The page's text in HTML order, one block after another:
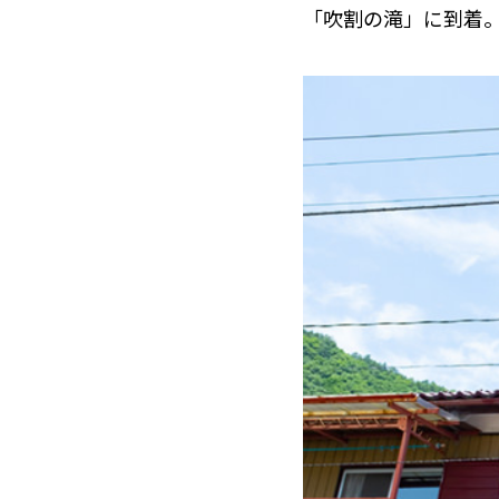
「吹割の滝」に到着